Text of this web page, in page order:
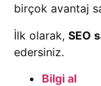
birçok avantaj
İlk olarak, SEO
edersiniz.
Bilgi al